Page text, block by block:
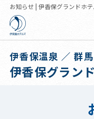
お知らせ | 伊香保グランドホテ
伊香保温泉 ／ 群
伊香保グラン